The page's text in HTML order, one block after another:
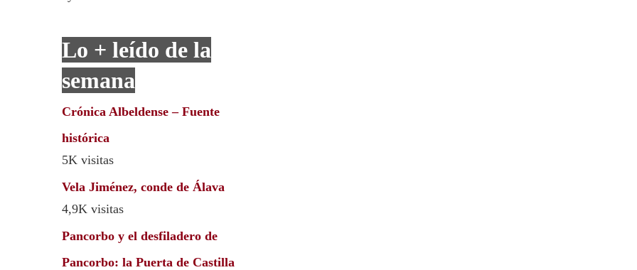
Lo + leído de la
semana
Crónica Albeldense – Fuente
histórica
5K visitas
Vela Jiménez, conde de Álava
4,9K visitas
Pancorbo y el desfiladero de
Pancorbo: la Puerta de Castilla